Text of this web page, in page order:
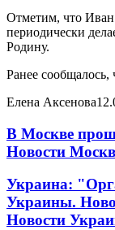
Отметим, что
периодически
Родину.
Ранее
Елена Аксенова
В Москве
Новости
Украина:
Украины.
Новости